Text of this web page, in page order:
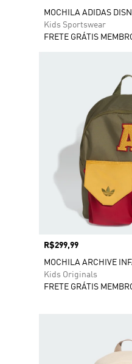
MOCHILA ADIDAS
Kids Sportswear
FRETE GRÁTIS
Preço
R$299,99
MOCHILA ARCHIVE
Kids Originals
FRETE GRÁTIS